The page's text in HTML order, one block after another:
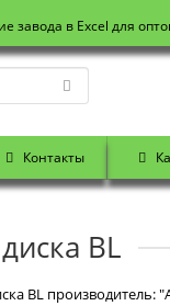
завода в Excel для
Контакты
BL
BL производитель: